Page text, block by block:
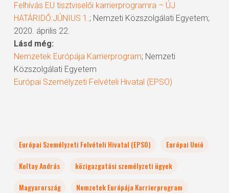
Felhívás EU tisztviselői karrierprogramra – ÚJ
HATÁRIDŐ:JÚNIUS 1.; Nemzeti Közszolgálati Egyetem;
2020. április 22.
Lásd még:
Nemzetek Európája Karrierprogram; Nemzeti
Közszolgálati Egyetem
Európai Személyzeti Felvételi Hivatal (EPSO)
Európai Személyzeti Felvételi Hivatal (EPSO)
Európai Unió
Koltay András
közigazgatási személyzeti ügyek
Magyarország
Nemzetek Európája Karrierprogram